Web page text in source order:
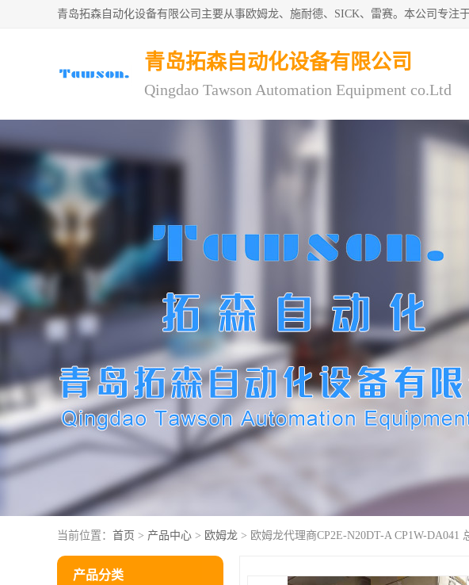
青岛拓森自动化设备有限公司主要从事欧姆龙、施耐德、SICK、雷赛。本公司专注
青岛拓森自动化设备有限公司
Qingdao Tawson Automation Equipment co.Ltd
当前位置： 首页 > 产品中心 > 欧姆龙 > 欧姆龙代理商CP2E-N20DT-A CP1W-DA041
产品分类